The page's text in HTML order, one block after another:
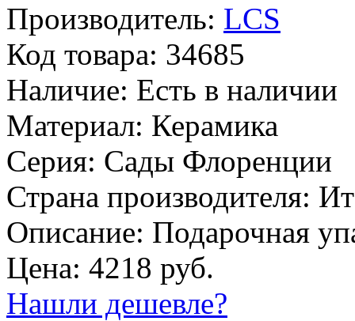
Производитель: LCS
Код товара: 34685
Наличие: Есть в наличии
Материал: Керамика
Серия: Сады Флоренции
Страна производителя:
Описание: Подарочная
Цена: 4218 руб.
Нашли дешевле?